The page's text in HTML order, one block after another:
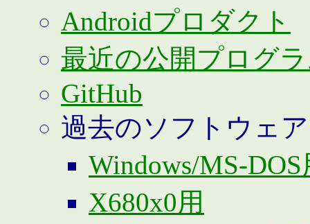
Androidプロダクト
最近の公開プログ
GitHub
過去のソフトウェア
Windows/MS-DOS
X680x0用